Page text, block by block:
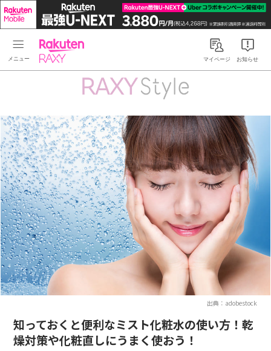
Rakuten RAXYマイページ お知らせ
出典：adobestock
知っておくと便利なミスト化粧水の使い方！乾
燥対策や化粧直しにうまく使おう！